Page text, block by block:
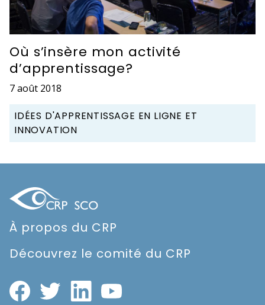
Où s’insère mon activité
d’apprentissage?
7 août 2018
IDÉES D'APPRENTISSAGE EN LIGNE ET
INNOVATION
À propos du CRP
Découvrez le comité du CRP